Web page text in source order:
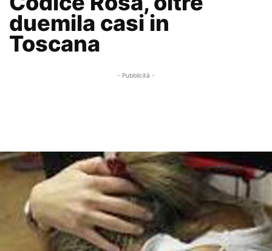
duemila casi in
Toscana
- Pubblicità -